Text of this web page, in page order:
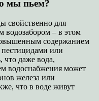
мы пьем?
свойственно для
водозабором – в этом
содержанием
пестицидами или
даже вода,
водоснабжения может
железа или
что в воде живут